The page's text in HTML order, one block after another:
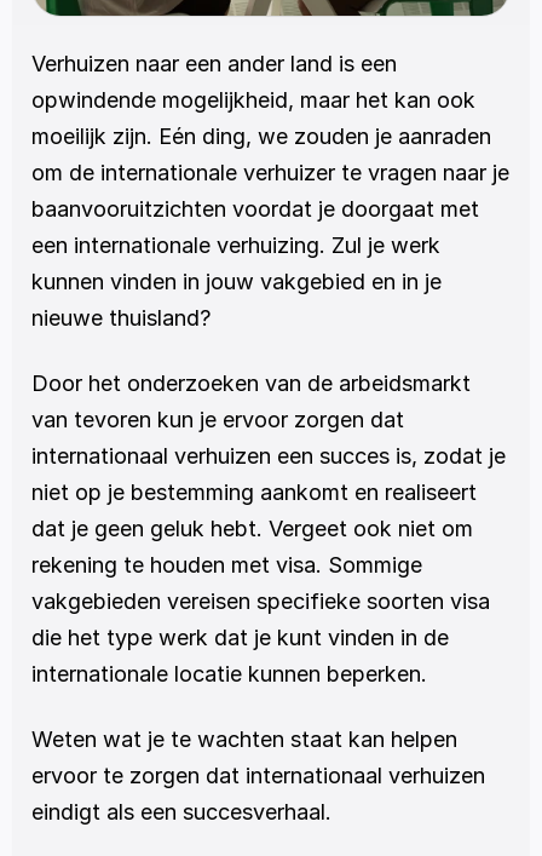
Verhuizen naar een ander land is een
opwindende mogelijkheid, maar het kan ook
moeilijk zijn. Eén ding, we zouden je aanraden
om de internationale verhuizer te vragen naar je
baanvooruitzichten voordat je doorgaat met
een internationale verhuizing. Zul je werk
kunnen vinden in jouw vakgebied en in je
nieuwe thuisland?
Door het onderzoeken van de arbeidsmarkt
van tevoren kun je ervoor zorgen dat
internationaal verhuizen een succes is, zodat je
niet op je bestemming aankomt en realiseert
dat je geen geluk hebt. Vergeet ook niet om
rekening te houden met visa. Sommige
vakgebieden vereisen specifieke soorten visa
die het type werk dat je kunt vinden in de
internationale locatie kunnen beperken.
Weten wat je te wachten staat kan helpen
ervoor te zorgen dat internationaal verhuizen
eindigt als een succesverhaal.